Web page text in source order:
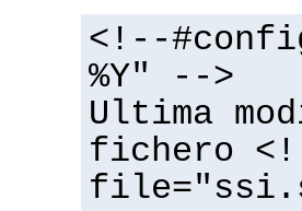
<!--
%Y" -->
Ultima
fichero